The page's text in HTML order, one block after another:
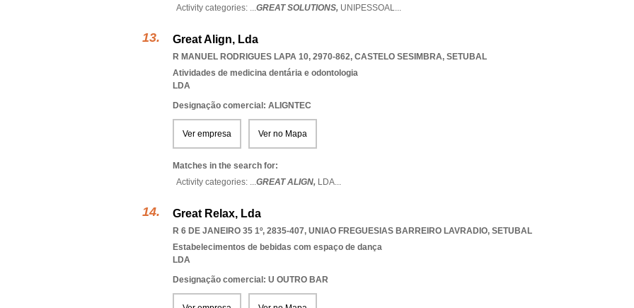
Activity categories: ...GREAT SOLUTIONS, UNIPESSOAL...
Great Align, Lda
R MANUEL RODRIGUES LAPA 10, 2970-862, CASTELO SESIMBRA, SETUBAL
Atividades de medicina dentária e odontologia
LDA
Designação comercial: ALIGNTEC
Ver empresa Ver no Mapa
Matches in the search for:
Activity categories: ...GREAT ALIGN, LDA...
Great Relax, Lda
R 6 DE JANEIRO 35 1º, 2835-407, UNIAO FREGUESIAS BARREIRO LAVRADIO, SETUBAL
Estabelecimentos de bebidas com espaço de dança
LDA
Designação comercial: U OUTRO BAR